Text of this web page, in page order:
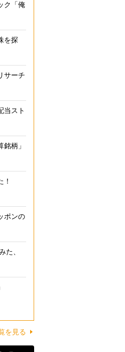
ク「俺
を探
サーチ
当スト
柄」
！
ポンの
た、
を見る